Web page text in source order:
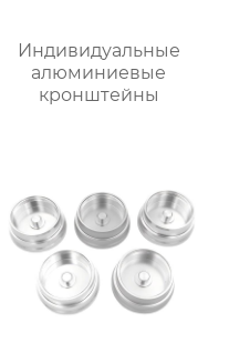
Индивидуальные
алюминиевые
кронштейны